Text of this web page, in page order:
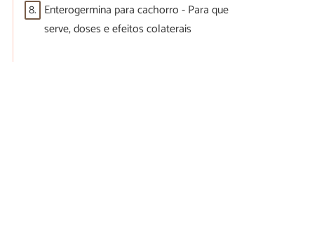
8. Enterogermina para cachorro - Para que
serve, doses e efeitos colaterais